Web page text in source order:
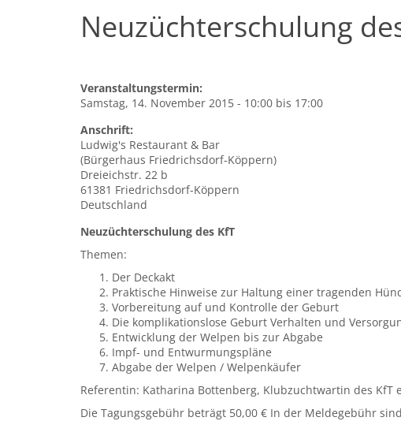
Neuzüchterschulung
Veranstaltungstermin:
Samstag, 14. November 2015 - 10:00 bis 17:00
Anschrift:
Ludwig's Restaurant & Bar
(Bürgerhaus Friedrichsdorf-Köppern)
Dreieichstr. 22 b
61381 Friedrichsdorf-Köppern
Deutschland
Neuzüchterschulung des KfT
Themen:
Der Deckakt
Praktische Hinweise zur Haltung einer tragenden
Vorbereitung auf und Kontrolle der Geburt
Die komplikationslose Geburt Verhalten und
Entwicklung der Welpen bis zur Abgabe
Impf- und Entwurmungspläne
Abgabe der Welpen / Welpenkäufer
Referentin: Katharina Bottenberg, Klubzuchtwartin des KfT
Die Tagungsgebühr beträgt 50,00 € In der Meldegebühr